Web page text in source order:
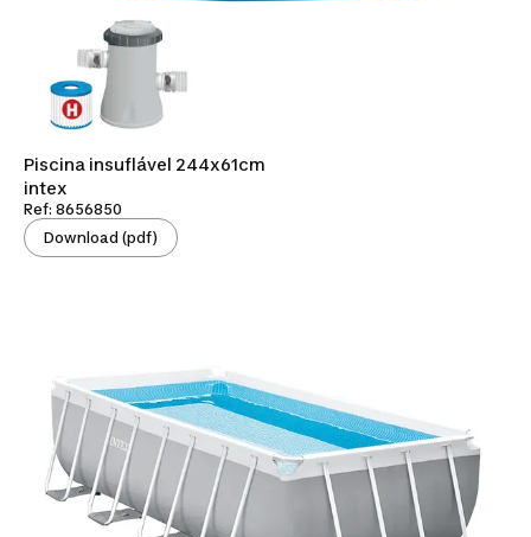
Piscina insuflável 244x61cm
intex
Ref: 8656850
Download (pdf)